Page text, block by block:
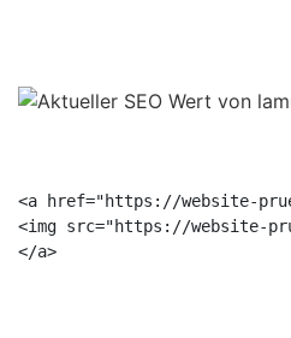
<a href="https://website-
<img src="https://website-